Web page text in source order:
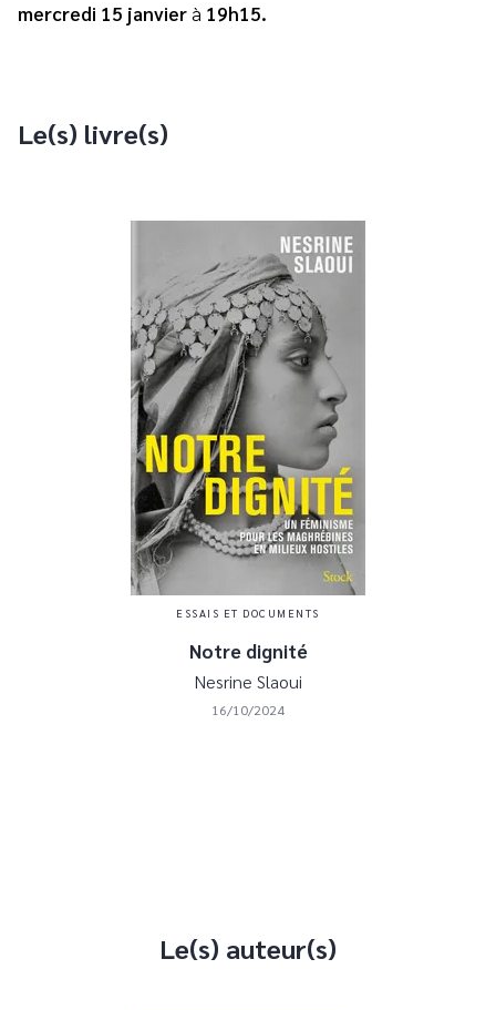
mercredi 15 janvierà 19h15.
Le(s) livre(s)
ESSAIS ET DOCUMENTS
Notre dignité
Nesrine Slaoui
16/10/2024
Le(s) auteur(s)